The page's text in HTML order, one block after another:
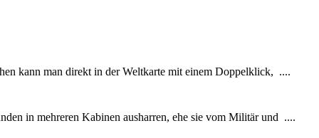
kann man direkt in der Weltkarte mit einem Doppelklick, ....
in mehreren Kabinen ausharren, ehe sie vom Militär und ....